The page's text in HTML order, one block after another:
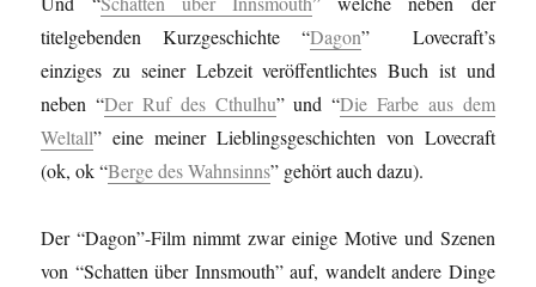
titelgebenden Kurzgeschichte “Dagon” Lovecraft’s
einziges zu seiner Lebzeit veröffentlichtes Buch ist und
neben “Der Ruf des Cthulhu” und “Die Farbe aus dem
Weltall” eine meiner Lieblingsgeschichten von Lovecraft
(ok, ok “Berge des Wahnsinns” gehört auch dazu).
Der “Dagon”-Film nimmt zwar einige Motive und Szenen
von “Schatten über Innsmouth” auf, wandelt andere Dinge